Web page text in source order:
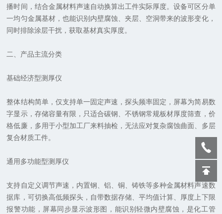
播时间，结合金属材料声速自动换算出工件实际厚度。设备可区分单
一均匀金属基材，也能识别内壁腐蚀、夹层、空洞带来的波形变化，
同时排除涂层干扰，获取基材真实厚度。
二、产品主流分类
基础经济型测厚仪
整体结构简单，仅支持单一固定声速，探头频率固定，屏幕为简易数
字显示，存储容量有限，只适合碳钢、不锈钢常规板材厚度筛查，价
格低廉，多用于小型加工厂来料抽检，无法应对复杂腐蚀曲面、多层
复合材质工件。
通用多功能型测厚仪
支持自定义调节声速，内置钢、铝、铜、铸铁等多种金属材料声速数
据库，可切换高低频探头，自带数据存储、平均值计算、厚度上下限
报警功能，屏幕同步显示波形图，能识别轻微内壁腐蚀，是化工管